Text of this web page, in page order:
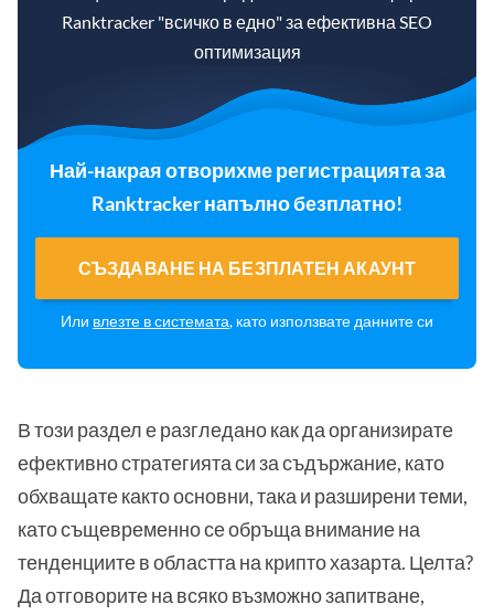
Ranktracker "всичко в едно" за ефективна SEO
оптимизация
Най-накрая отворихме регистрацията за
Ranktracker напълно безплатно!
СЪЗДАВАНЕ НА БЕЗПЛАТЕН АКАУНТ
Или влезте в системата, като използвате данните си
В този раздел е разгледано как да организирате
ефективно стратегията си за съдържание, като
обхващате както основни, така и разширени теми,
като същевременно се обръща внимание на
тенденциите в областта на крипто хазарта. Целта?
Да отговорите на всяко възможно запитване,